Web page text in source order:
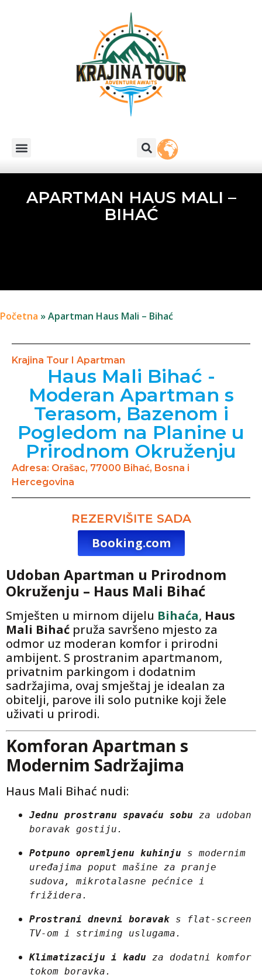
APARTMAN HAUS MALI –
BIHAĆ
Početna »Apartman Haus Mali – Bihać
Krajina Tour I Apartman
Haus Mali Bihać -
Moderan Apartman s
Terasom, Bazenom i
Pogledom na Planine u
Prirodnom Okruženju
Adresa: Orašac, 77000 Bihać, Bosna i
Hercegovina
REZERVIŠITE SADA
Booking.com
Udoban Apartman u Prirodnom
Okruženju – Haus Mali Bihać
Smješten u mirnom dijelu Bihaća, Haus
Mali Bihać pruža savršeno mjesto za
odmor uz moderan komfor i prirodni
ambijent. S prostranim apartmanom,
privatnim parkingom i dodatnim
sadržajima, ovaj smještaj je idealan za
obitelji, parove ili solo putnike koji žele
uživati u prirodi.
Komforan Apartman s
Modernim Sadržajima
Haus Mali Bihać nudi:
Jednu prostranu spavaću sobu za udoban
boravak gostiju.
Potpuno opremljenu kuhinju s modernim
uređajima poput mašine za pranje
sudova, mikrotalasne pećnice i
frižidera.
Prostrani dnevni boravak s flat-screen
TV-om i striming uslugama.
Klimatizaciju i kadu za dodatni komfor
tokom boravka.